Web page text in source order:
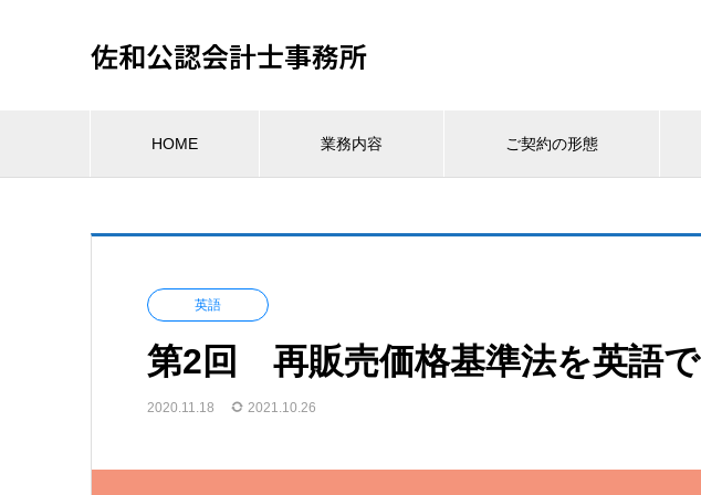
佐和公認会計士事務所
HOME 業務内容 ご契約の形態
英語
第2回 再販売価格基準法を英語
2020.11.18 2021.10.26